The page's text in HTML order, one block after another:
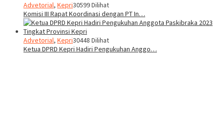
Advetorial, Kepri30599 Dilihat
Komisi III Rapat Koordinasi dengan PT In…
Advetorial, Kepri30448 Dilihat
Ketua DPRD Kepri Hadiri Pengukuhan Anggo…